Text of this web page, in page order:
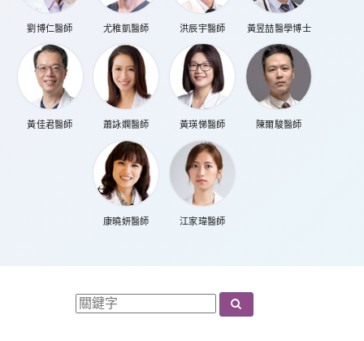
劉博仁醫師 尤稚凱醫師 洪辰宇醫師 黃昱喆醫學博士
黃佳君醫師 蕭詠嫻醫師 黃瑛悌醫師 陳爾駿醫師
康曉妍醫師 江家瑋醫師